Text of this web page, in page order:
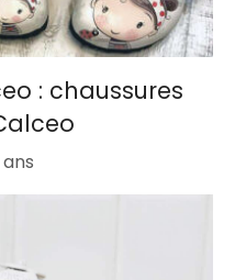
: chaussures